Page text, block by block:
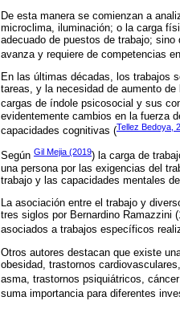
De esta manera se comienzan a
microclima, iluminación; o la carga
adecuado de puestos de trabajo;
avanza y requiere de competencias
En las últimas décadas, los trabajos
tareas, y la necesidad de aumento
cargas de índole psicosocial y sus
evidentemente cambios en la fuerza
capacidades cognitivas (Tellez Bedoya,
Según Gil Mejia (2019) la carga de
una persona por las exigencias del
trabajo y las capacidades mentales
La asociación entre el trabajo y
tres siglos por Bernardino Ramazzini
asociados a trabajos específicos
Otros autores destacan que existe
obesidad, trastornos
asma, trastornos psiquiátricos,
suma importancia para diferentes